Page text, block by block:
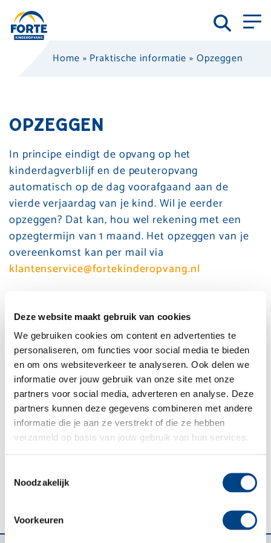
Deze website maakt gebruik van cookies
We gebruiken cookies om content en advertenties te
personaliseren, om functies voor social media te bieden
en om ons websiteverkeer te analyseren. Ook delen we
informatie over jouw gebruik van onze site met onze
partners voor social media, adverteren en analyse. Deze
partners kunnen deze gegevens combineren met andere
informatie die je aan ze verstrekt of die ze hebben
verzameld op basis van jouw gebruik van hun services.
Noodzakelijk
Voorkeuren
Home » Praktische informatie » Opzeggen
OPZEGGEN
In principe eindigt de opvang op het
kinderdagverblijf en de peuteropvang
automatisch op de dag voorafgaand aan de
vierde verjaardag van je kind. Wil je eerder
opzeggen? Dat kan, hou wel rekening met een
opzegtermijn van 1 maand. Het opzeggen van je
overeenkomst kan per mail via
klantenservice@fortekinderopvang.nl
verjaardag van je kind voor korte tijd verlengen,
dan kun je dit per e-mail of telefoon bij Forte
Klantenservice aanvragen.
Voor de buitenschoolse opvang (BSO) loopt de
overeenkomst af op de laatste dag van de
zomervakantie van het jaar dat je kind in groep 8
zit. Wil je eerder opzeggen? Dat kan, hou wel
rekening met een opzegtermijn van 1 maand. Het